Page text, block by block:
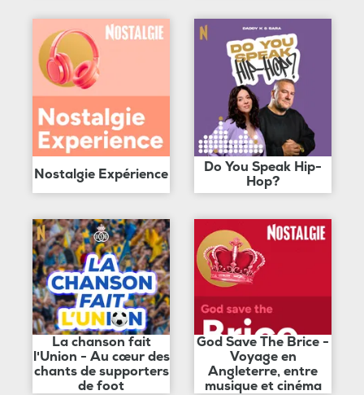
Nostalgie Expérience
Do You Speak Hip-
Hop?
La chanson fait
l'Union - Au cœur des
chants de supporters
de foot
God Save The Brice -
Voyage en
Angleterre, entre
musique et cinéma